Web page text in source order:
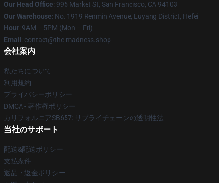
Our Head Office: 995 Market St, San Francisco, CA 94103
Our Warehouse: No. 1919 Renmin Avenue, Luyang District, Hefei
Hour: 9AM – 5PM (Mon – Fri)
Email : contact@the-madness.shop
会社案内
私たちについて
利用規約
プライバシーポリシー
DMCA - 著作権ポリシー
カリフォルニアSB657: サプライチェーンの透明性法
当社のサポート
配送&配送ポリシー
支払条件
返品・返金ポリシー